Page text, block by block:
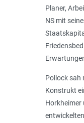
Planer,
NS mit
Pollock sah
Konstrukt
Horkheimer